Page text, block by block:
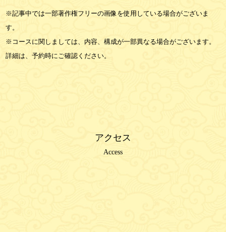
※記事中では一部著作権フリーの画像を使用している場合がございま
す。
※コースに関しましては、内容、構成が一部異なる場合がございます。
詳細は、予約時にご確認ください。
アクセス
Access